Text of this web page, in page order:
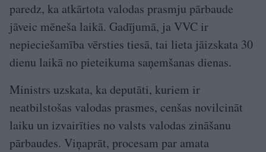
paredz, ka atkārtota valodas prasmju pārbaude
jāveic mēneša laikā. Gadījumā, ja VVC ir
nepieciešamība vērsties tiesā, tai lieta jāizskata 30
dienu laikā no pieteikuma saņemšanas dienas.
Ministrs uzskata, ka deputāti, kuriem ir
neatbilstošas valodas prasmes, cenšas novilcināt
laiku un izvairīties no valsts valodas zināšanu
pārbaudes. Viņaprāt, procesam par amata